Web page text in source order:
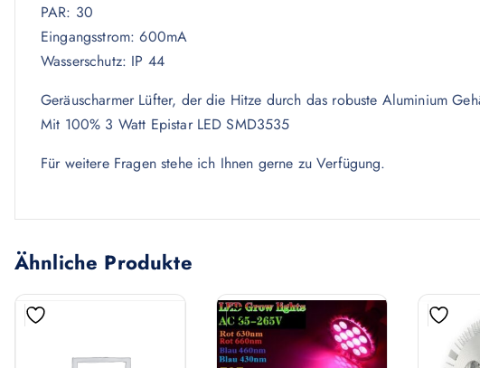
PAR: 30
Eingangsstrom: 600mA
Wasserschutz: IP 44
Geräuscharmer Lüfter, der die Hitze durch das robuste Aluminium
Mit 100% 3 Watt Epistar LED SMD3535
Für weitere Fragen stehe ich Ihnen gerne zu Verfügung.
Ähnliche Produkte